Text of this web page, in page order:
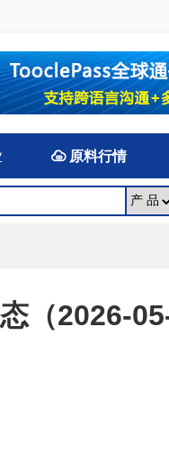
原料行情
（2026-